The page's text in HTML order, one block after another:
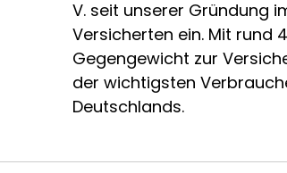
V. seit unserer Gründung
Versicherten ein. Mit rund
Gegengewicht zur
der wichtigsten
Deutschlands.